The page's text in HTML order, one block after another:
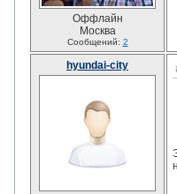
Оффлайн
Москва
Сообщений: 2
hyundai-city